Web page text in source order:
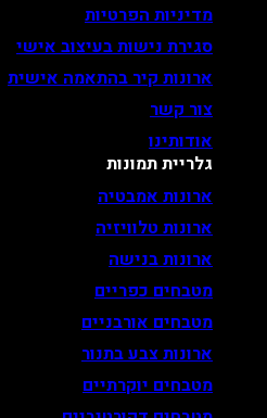
מדיניות הפרטיות
סגירת נישות בעיצוב אישי
ארונות קיר בהתאמה אישית
צור קשר
אודותינו
גלריית תמונות
ארונות אמבטיה
ארונות טלוויזיה
ארונות בנישה
מטבחים כפריים
מטבחים אורבניים
ארונות צבע בתנור
מטבחים יוקרתיים